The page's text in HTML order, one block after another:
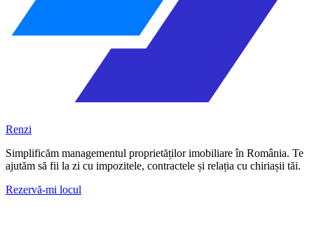
Renzi
Simplificăm managementul proprietăților imobiliare în România. Te
ajutăm să fii la zi cu impozitele, contractele și relația cu chiriașii tăi.
Rezervă-mi locul